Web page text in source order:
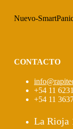
Nuevo-
CONTACTO
+54 11
+54 11
La Rioja